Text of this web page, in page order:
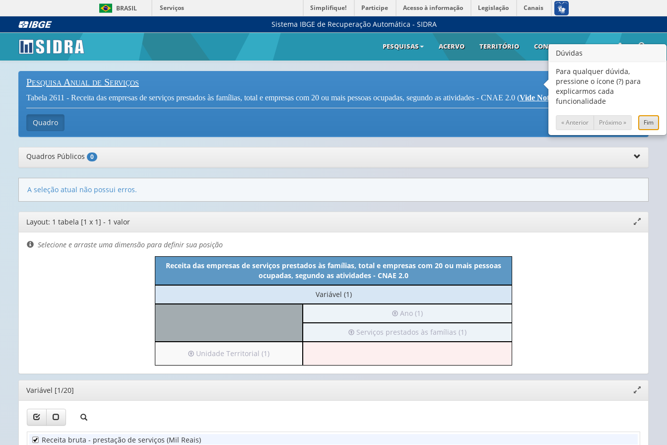
BRASIL Serviços Simplifique! Participe Acesso à informação Legislação Canais
Sistema IBGE de Recuperação Automática - SIDRA
PESQUISAS ACERVO TERRITÓRIO CONTATO AJUDA
Pesquisa Anual de Serviços
Tabela 2611 - Receita das empresas de serviços prestados às famílias, total e empresas com 20 ou mais pessoas ocupadas, segundo as atividades - CNAE 2.0 (Vide Notas )
Quadro
Quadros Públicos 0
A seleção atual não possui erros.
Editor
de
layout
janela
Layout: 1 tabela [1 x 1] - 1 valor
Selecione e arraste uma dimensão para definir sua posição
Receita das empresas de serviços prestados às famílias, total e empresas com 20 ou mais pessoas
ocupadas, segundo as atividades - CNAE 2.0
No
cabeçalho:
(1)
Variável (1)
Irá
para
o
cabeçalho
1
valor):
Ano
Ano (1)
Irá
para
(possui
apenas
valor):
prestados
Serviços prestados às famílias (1)
Irá
para
o
cabeçalho
apenas
Unidade
Unidade Territorial (1)
Editor
janela
Variável [1/20]
Receita bruta - prestação de serviços (Mil Reais)
Dúvidas
Para qualquer dúvida,
pressione o ícone (?) para
explicarmos cada
funcionalidade
« Anterior Próximo » Fim